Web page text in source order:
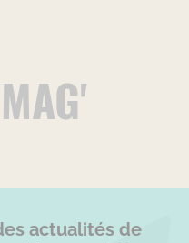
actualités de